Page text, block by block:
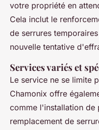
votre propriété en
Cela inclut le
de serrures
nouvelle tentative
Services variés et
Le service ne se limite
Chamonix offre
comme l'installation de
remplacement de